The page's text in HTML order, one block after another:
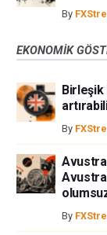
By
EKONOMIK
Birleşik
By
By